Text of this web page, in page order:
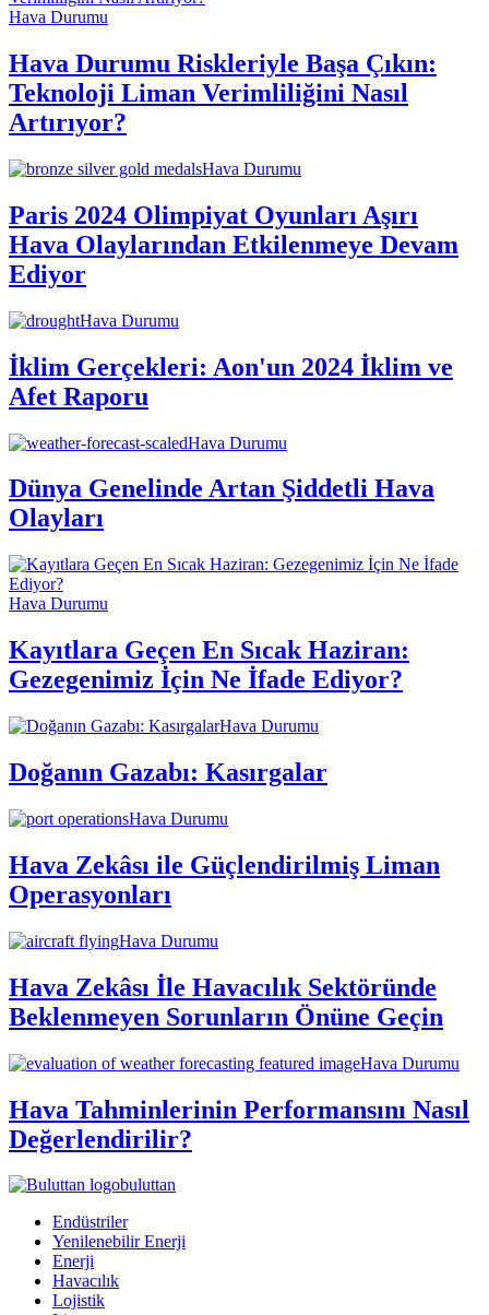
Hava Durumu
Hava Durumu Riskleriyle Başa Çıkın:
Teknoloji Liman Verimliliğini Nasıl
Artırıyor?
Hava Durumu
Paris 2024 Olimpiyat Oyunları Aşırı
Hava Olaylarından Etkilenmeye Devam
Ediyor
Hava Durumu
İklim Gerçekleri: Aon'un 2024 İklim ve
Afet Raporu
Hava Durumu
Dünya Genelinde Artan Şiddetli Hava
Olayları
Hava Durumu
Kayıtlara Geçen En Sıcak Haziran:
Gezegenimiz İçin Ne İfade Ediyor?
Hava Durumu
Doğanın Gazabı: Kasırgalar
Hava Durumu
Hava Zekâsı ile Güçlendirilmiş Liman
Operasyonları
Hava Durumu
Hava Zekâsı İle Havacılık Sektöründe
Beklenmeyen Sorunların Önüne Geçin
Hava Durumu
Hava Tahminlerinin Performansını Nasıl
Değerlendirilir?
buluttan
Endüstriler
Yenilenebilir Enerji
Enerji
Havacılık
Lojistik